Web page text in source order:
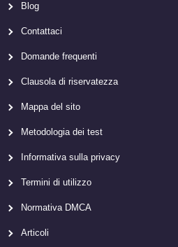
Blog
Contattaci
Domande frequenti
Clausola di riservatezza
Mappa del sito
Metodologia dei test
Informativa sulla privacy
Termini di utilizzo
Normativa DMCA
Articoli